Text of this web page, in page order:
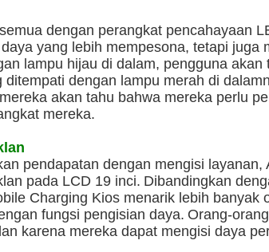
dengan perangkat pencahayaan
yang lebih mempesona, tetapi juga
lampu hijau di dalam, pengguna
ditempati dengan lampu merah di
akan tahu bahwa mereka perlu
mereka.
pendapatan dengan mengisi
pada LCD 19 inci. Dibandingkan
Charging Kios menarik lebih banyak
fungsi pengisian daya. Orang-
karena mereka dapat mengisi daya